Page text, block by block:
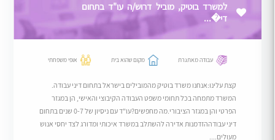
למשרד בוטיק, מוביל דרוש/ה עו"ד בתחום
די�...
עבודה מאתגרת מקום שהוא בית אופי משפחתי
קצת עלינו:אנחנו משרד בוטיק מהמובילים בישראל בתחום דיני עבודה.
המשרד מתמחה בכל תחומי משפט העבודה הקיבוצי והאישי, הן במגזר
הפרטי והן במגזר הציבורי.מה מחפשים?עו"ד עם ניסיון של 0-7 שנים בתחום
דיני עבודההזדמנות אדירה להשתלב במשרד איכותי ומדורג לצד יחסי אנוש
מעולים....